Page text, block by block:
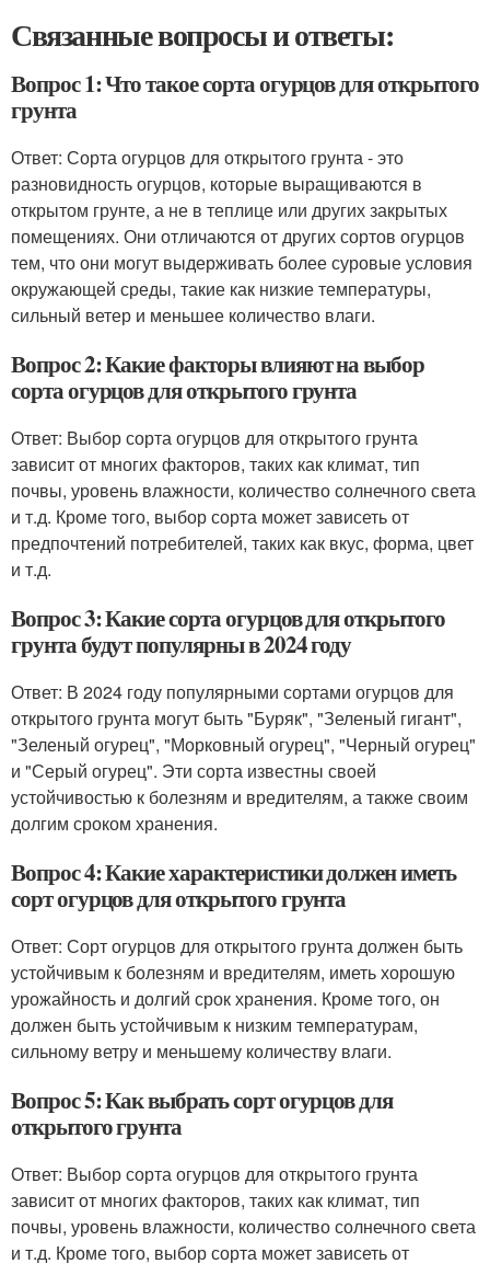
Связанные вопросы и ответы:
Вопрос 1: Что такое сорта огурцов для открытого
грунта
Ответ: Сорта огурцов для открытого грунта - это
разновидность огурцов, которые выращиваются в
открытом грунте, а не в теплице или других закрытых
помещениях. Они отличаются от других сортов огурцов
тем, что они могут выдерживать более суровые условия
окружающей среды, такие как низкие температуры,
сильный ветер и меньшее количество влаги.
Вопрос 2: Какие факторы влияют на выбор
сорта огурцов для открытого грунта
Ответ: Выбор сорта огурцов для открытого грунта
зависит от многих факторов, таких как климат, тип
почвы, уровень влажности, количество солнечного света
и т.д. Кроме того, выбор сорта может зависеть от
предпочтений потребителей, таких как вкус, форма, цвет
и т.д.
Вопрос 3: Какие сорта огурцов для открытого
грунта будут популярны в 2024 году
Ответ: В 2024 году популярными сортами огурцов для
открытого грунта могут быть "Буряк", "Зеленый гигант",
"Зеленый огурец", "Морковный огурец", "Черный огурец"
и "Серый огурец". Эти сорта известны своей
устойчивостью к болезням и вредителям, а также своим
долгим сроком хранения.
Вопрос 4: Какие характеристики должен иметь
сорт огурцов для открытого грунта
Ответ: Сорт огурцов для открытого грунта должен быть
устойчивым к болезням и вредителям, иметь хорошую
урожайность и долгий срок хранения. Кроме того, он
должен быть устойчивым к низким температурам,
сильному ветру и меньшему количеству влаги.
Вопрос 5: Как выбрать сорт огурцов для
открытого грунта
Ответ: Выбор сорта огурцов для открытого грунта
зависит от многих факторов, таких как климат, тип
почвы, уровень влажности, количество солнечного света
и т.д. Кроме того, выбор сорта может зависеть от